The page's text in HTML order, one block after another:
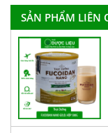
SẢN PHẨM LIÊN